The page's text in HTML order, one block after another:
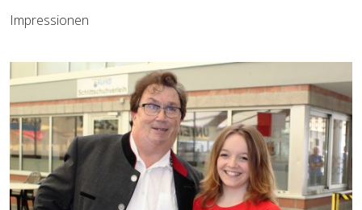
Impressionen